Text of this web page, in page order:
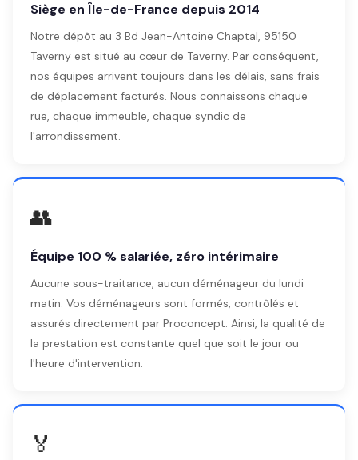
Siège en Île-de-France depuis 2014
Notre dépôt au 3 Bd Jean-Antoine Chaptal, 95150
Taverny est situé au cœur de Taverny. Par conséquent,
nos équipes arrivent toujours dans les délais, sans frais
de déplacement facturés. Nous connaissons chaque
rue, chaque immeuble, chaque syndic de
l'arrondissement.
👥
Équipe 100 % salariée, zéro intérimaire
Aucune sous-traitance, aucun déménageur du lundi
matin. Vos déménageurs sont formés, contrôlés et
assurés directement par Proconcept. Ainsi, la qualité de
la prestation est constante quel que soit le jour ou
l'heure d'intervention.
🏅